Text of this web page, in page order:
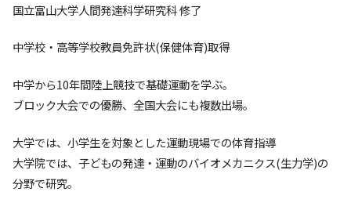
国立富山大学人間発達科学研究科 修了
中学校・高等学校教員免許状(保健体育)取得
中学から10年間陸上競技で基礎運動を学ぶ。
ブロック大会での優勝、全国大会にも複数出場。
大学では、小学生を対象とした運動現場での体育指導
大学院では、子どもの発達・運動のバイオメカニクス(生力学)の
分野で研究。